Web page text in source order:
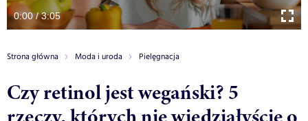
0:00 / 3:05
Strona główna Moda i uroda Pielęgnacja
Czy retinol jest wegański? 5